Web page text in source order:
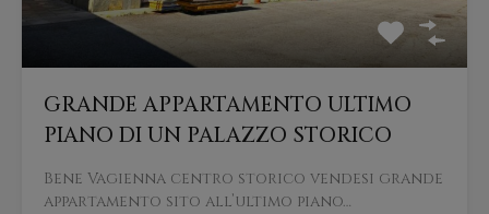
GRANDE APPARTAMENTO ULTIMO
PIANO DI UN PALAZZO STORICO
Bene Vagienna centro storico vendesi grande
appartamento sito all’ultimo piano…